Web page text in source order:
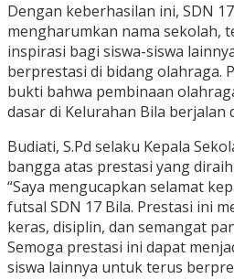
Dengan keberhasilan ini, SDN
mengharumkan nama sekolah,
inspirasi bagi siswa-siswa
berprestasi di bidang olahraga.
bukti bahwa pembinaan
dasar di Kelurahan Bila berjalan
Budiati, S.Pd selaku Kepala
bangga atas prestasi yang
“Saya mengucapkan selamat
futsal SDN 17 Bila. Prestasi ini
keras, disiplin, dan semangat
Semoga prestasi ini dapat
siswa lainnya untuk terus